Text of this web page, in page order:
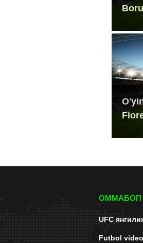
ОММАБОП
UFC
Futbol